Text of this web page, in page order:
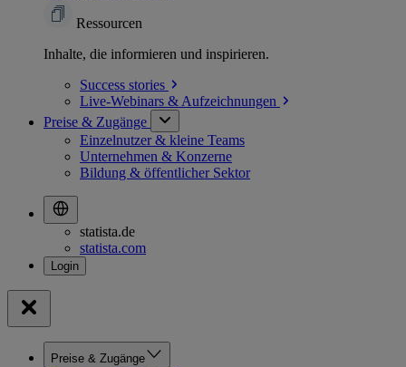
Ressourcen
Inhalte, die informieren und inspirieren.
Success stories
Live-Webinars & Aufzeichnungen
Preise & Zugänge
Einzelnutzer & kleine Teams
Unternehmen & Konzerne
Bildung & öffentlicher Sektor
statista.de
statista.com
Preise & Zugänge